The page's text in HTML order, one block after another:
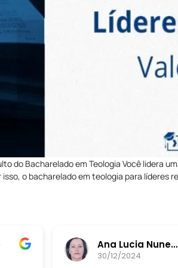
do Bacharelado em Teologia Você lidera
o bacharelado em teologia para líderes
Ana Lucia Nunes da Silva
30/12/2024